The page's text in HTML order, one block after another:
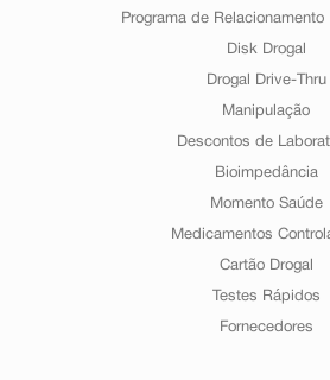
Programa de Relacionamento
Disk Drogal
Drogal Drive-Thru
Manipulação
Descontos de
Bioimpedância
Momento Saúde
Medicamentos
Cartão Drogal
Testes Rápidos
Fornecedores